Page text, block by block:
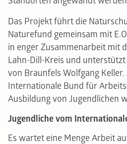
Das Projekt führt die
Naturefund gemeinsam mit
in enger Zusammenarbeit mit
Lahn-Dill-Kreis und
von Braunfels Wolfgang Keller.
Internationale Bund für
Ausbildung von Jugendlichen
Jugendliche vom
Es wartet eine Menge Arbeit